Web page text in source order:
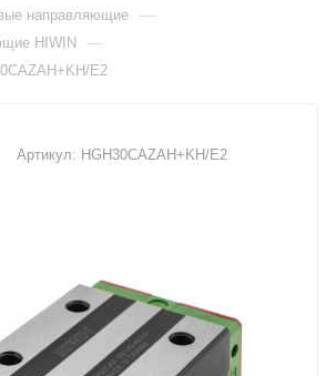
направляющие —
HIWIN —
E2
Артикул: HGH30CAZAH+KH/E2